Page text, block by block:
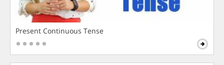
Present Continuous Tense